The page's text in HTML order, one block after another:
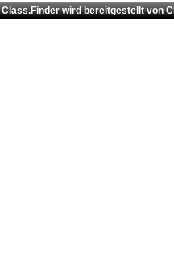
Class.Finder wird bereitgestellt von